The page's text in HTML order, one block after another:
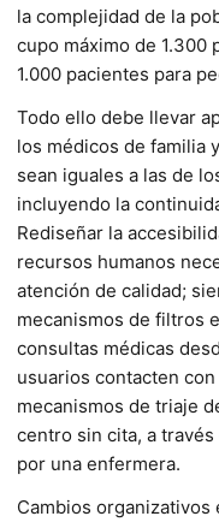
la complejidad de la
cupo máximo de 1.300
1.000 pacientes para
Todo ello debe llevar
los médicos de familia
sean iguales a las de
incluyendo la
Rediseñar la
recursos humanos
atención de calidad;
mecanismos de filtros
consultas médicas
usuarios contacten
mecanismos de triaje
centro sin cita, a
por una enfermera.
Cambios